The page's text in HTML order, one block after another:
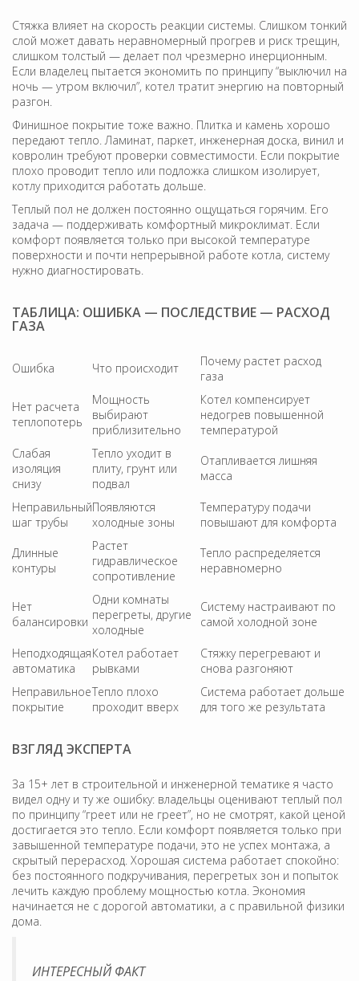
Стяжка влияет на скорость реакции системы. Слишком тонкий
слой может давать неравномерный прогрев и риск трещин,
слишком толстый — делает пол чрезмерно инерционным.
Если владелец пытается экономить по принципу “выключил на
ночь — утром включил”, котел тратит энергию на повторный
разгон.
Финишное покрытие тоже важно. Плитка и камень хорошо
передают тепло. Ламинат, паркет, инженерная доска, винил и
ковролин требуют проверки совместимости. Если покрытие
плохо проводит тепло или подложка слишком изолирует,
котлу приходится работать дольше.
Теплый пол не должен постоянно ощущаться горячим. Его
задача — поддерживать комфортный микроклимат. Если
комфорт появляется только при высокой температуре
поверхности и почти непрерывной работе котла, систему
нужно диагностировать.
ТАБЛИЦА: ОШИБКА — ПОСЛЕДСТВИЕ — РАСХОД
ГАЗА
Ошибка Что происходит
Почему растет расход
газа
Нет расчета
теплопотерь
Мощность
выбирают
приблизительно
Котел компенсирует
недогрев повышенной
температурой
Слабая
изоляция
снизу
Тепло уходит в
плиту, грунт или
подвал
Отапливается лишняя
масса
Неправильный
шаг трубы
Появляются
холодные зоны
Температуру подачи
повышают для комфорта
Длинные
контуры
Растет
гидравлическое
сопротивление
Тепло распределяется
неравномерно
Нет
балансировки
Одни комнаты
перегреты, другие
холодные
Систему настраивают по
самой холодной зоне
Неподходящая
автоматика
Котел работает
рывками
Стяжку перегревают и
снова разгоняют
Неправильное
покрытие
Тепло плохо
проходит вверх
Система работает дольше
для того же результата
ВЗГЛЯД ЭКСПЕРТА
За 15+ лет в строительной и инженерной тематике я часто
видел одну и ту же ошибку: владельцы оценивают теплый пол
по принципу “греет или не греет”, но не смотрят, какой ценой
достигается это тепло. Если комфорт появляется только при
завышенной температуре подачи, это не успех монтажа, а
скрытый перерасход. Хорошая система работает спокойно:
без постоянного подкручивания, перегретых зон и попыток
лечить каждую проблему мощностью котла. Экономия
начинается не с дорогой автоматики, а с правильной физики
дома.
ИНТЕРЕСНЫЙ ФАКТ